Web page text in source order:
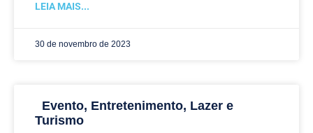
LEIA MAIS...
30 de novembro de 2023
Evento, Entretenimento, Lazer e
Turismo